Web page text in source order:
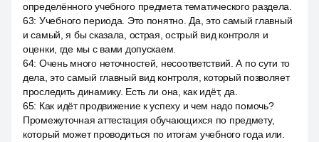
определённого учебного предмета тематического раздела.
63: Учебного периода. Это понятно. Да, это самый главный
и самый, я бы сказала, острая, острый вид контроля и
оценки, где мы с вами допускаем.
64: Очень много неточностей, несоответствий. А по сути то
дела, это самый главный вид контроля, который позволяет
проследить динамику. Есть ли она, как идёт, да.
65: Как идёт продвижение к успеху и чем надо помочь?
Промежуточная аттестация обучающихся по предмету,
который может проводиться по итогам учебного года или.